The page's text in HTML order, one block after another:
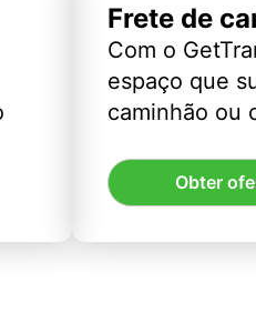
Frete de
Com o
espaço que
caminhão ou
Obter